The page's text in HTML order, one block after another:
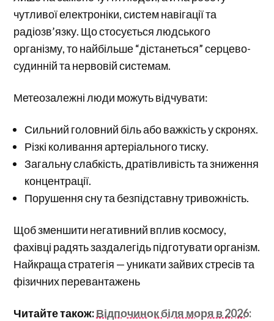
чутливої електроніки, систем навігації та
радіозв’язку. Що стосується людського
організму, то найбільше “дістанеться” серцево-
судинній та нервовій системам.
Метеозалежні люди можуть відчувати:
Сильний головний біль або важкість у скронях.
Різкі коливання артеріального тиску.
Загальну слабкість, дратівливість та зниження
концентрації.
Порушення сну та безпідставну тривожність.
Щоб зменшити негативний вплив космосу,
фахівці радять заздалегідь підготувати організм.
Найкраща стратегія — уникати зайвих стресів та
фізичних перевантажень
Читайте також:Відпочинок біля моря в 2026: